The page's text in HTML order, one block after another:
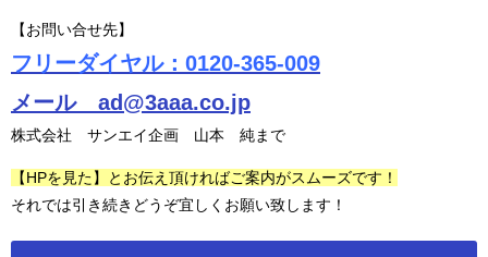
【お問い合せ先】
フリーダイヤル：0120-365-009
メール ad@3aaa.co.jp
株式会社 サンエイ企画 山本 純まで
【HPを見た】とお伝え頂ければご案内がスムーズです！
それでは引き続きどうぞ宜しくお願い致します！